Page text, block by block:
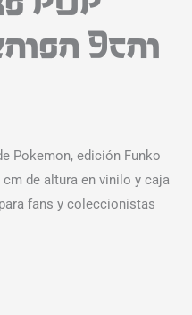
9cm
Pokemon, edición Funko
cm de altura en vinilo y caja
fans y coleccionistas